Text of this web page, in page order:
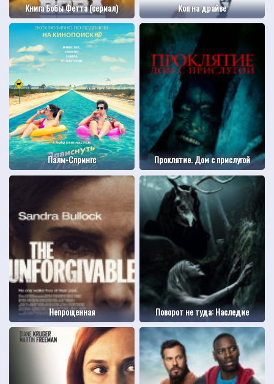
Книга Бобы Фетта (сериал) Коп на драйве
Палм-Спрингс Проклятие. Дом с прислугой
Непрощенная Поворот не туда: Наследие